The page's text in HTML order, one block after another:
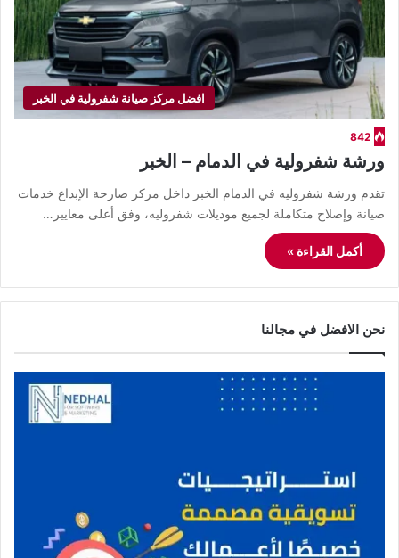
افضل مركز صيانة شفرولية في الخبر
842
ورشة شفرولية في الدمام – الخبر
تقدم ورشة شفروليه في الدمام الخبر داخل مركز صارحة الإبداع خدمات
صيانة وإصلاح متكاملة لجميع موديلات شفروليه، وفق أعلى معايير…
أكمل القراءة »
نحن الافضل في مجالنا